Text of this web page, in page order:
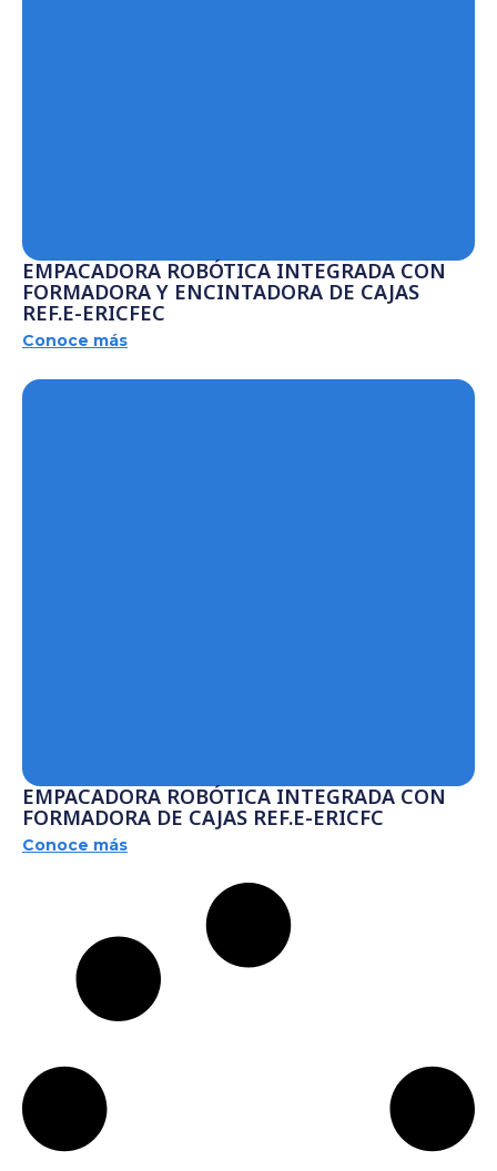
EMPACADORA ROBÓTICA INTEGRADA CON
FORMADORA Y ENCINTADORA DE CAJAS
REF.E-ERICFEC
Conoce más
EMPACADORA ROBÓTICA INTEGRADA CON
FORMADORA DE CAJAS REF.E-ERICFC
Conoce más